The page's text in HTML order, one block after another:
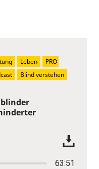
63:51
Leben
PRO
Blind verstehen